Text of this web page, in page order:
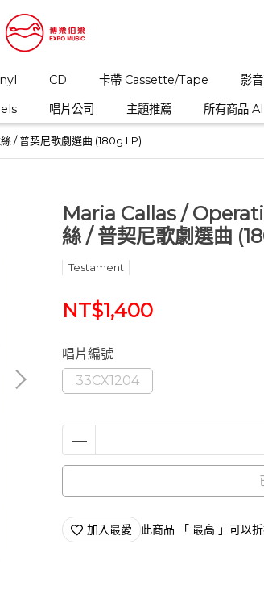
CD 卡帶 Cassette/Tape 影
唱片公司 主題推薦 所有商品
/ 普契尼歌劇選曲 (180g LP)
Maria Callas ‎/
絲 / 普契尼歌劇選曲
Testament
NT$1,400
唱片編號
33CX1204
加入最愛 此商品 「 最高 」可以